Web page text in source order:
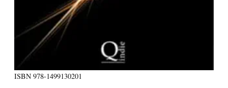
ISBN 978-1499130201